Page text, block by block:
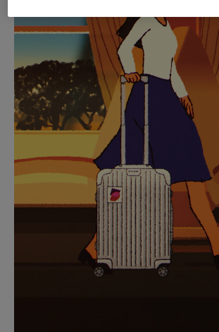
NO
ESTÁ
PAUSADO,
PULSE
PARA
PAUSARLO.
DEL
VÍDEO
ESTÁ
PULSE
PARA
ACTIVARLO.
IDAS DE REGALO
Encuentre su
viaje ideal